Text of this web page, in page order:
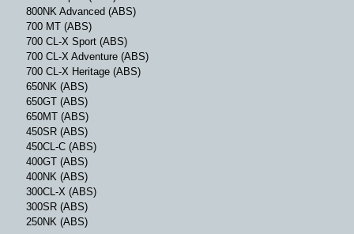
800NK Advanced (ABS)
700 MT (ABS)
700 CL-X Sport (ABS)
700 CL-X Adventure (ABS)
700 CL-X Heritage (ABS)
650NK (ABS)
650GT (ABS)
650MT (ABS)
450SR (ABS)
450CL-C (ABS)
400GT (ABS)
400NK (ABS)
300CL-X (ABS)
300SR (ABS)
250NK (ABS)